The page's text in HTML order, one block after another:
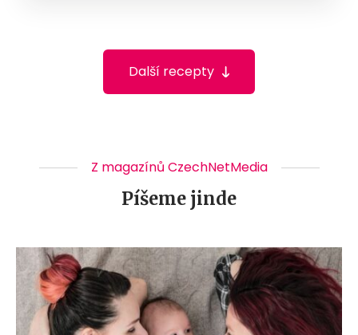
Další recepty
Z magazínů CzechNetMedia
Píšeme jinde